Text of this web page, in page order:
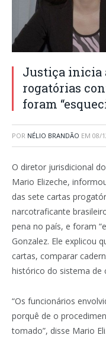
Justiça inicia
rogatórias
foram
POR NÉLIO BRANDÃO EM 08/
O diretor jurisdicional
Mario Elizeche,
das sete cartas
narcotraficante
pena no país, e foram
Gonzalez. Ele explicou
cartas, comparar
histórico do sistema de
“Os funcionários
porquê de o
tomado”, disse Mario